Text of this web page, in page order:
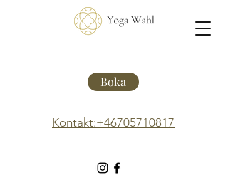
Boka
Kontakt:+46705710817